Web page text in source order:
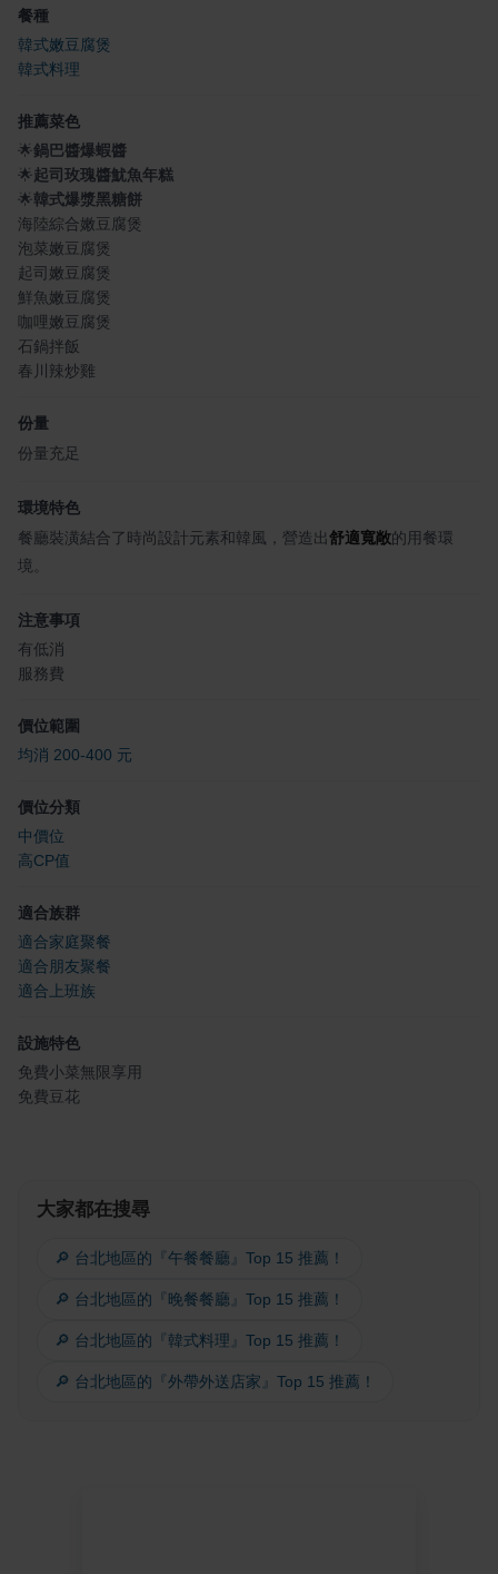
餐種
韓式嫩豆腐煲
韓式料理
推薦菜色
🌟鍋巴醬爆蝦醬
🌟起司玫瑰醬魷魚年糕
🌟韓式爆漿黑糖餅
海陸綜合嫩豆腐煲
泡菜嫩豆腐煲
起司嫩豆腐煲
鮮魚嫩豆腐煲
咖哩嫩豆腐煲
石鍋拌飯
春川辣炒雞
份量
份量充足
環境特色
餐廳裝潢結合了時尚設計元素和韓風，營造出舒適寬敞的用餐環
境。
注意事項
有低消
服務費
價位範圍
均消 200-400 元
價位分類
中價位
高CP值
適合族群
適合家庭聚餐
適合朋友聚餐
適合上班族
設施特色
免費小菜無限享用
免費豆花
大家都在搜尋
🔎 台北地區的『午餐餐廳』Top 15 推薦！
🔎 台北地區的『晚餐餐廳』Top 15 推薦！
🔎 台北地區的『韓式料理』Top 15 推薦！
🔎 台北地區的『外帶外送店家』Top 15 推薦！